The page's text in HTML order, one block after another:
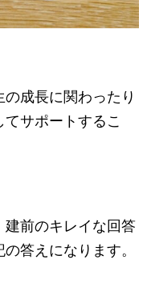
成長に関わったり
サポートするこ
建前のキレイな回答
答えになります。